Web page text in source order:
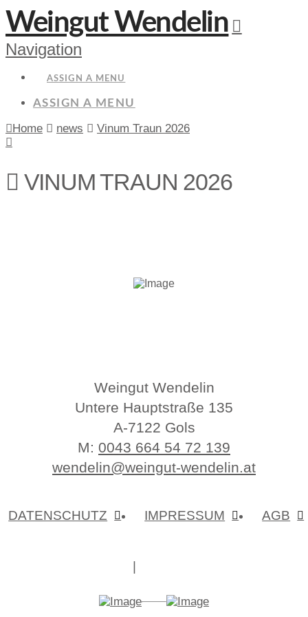
Weingut Wendelin
Navigation
ASSIGN A MENU
ASSIGN A MENU
Home news Vinum Traun 2026
VINUM TRAUN 2026
Weingut Wendelin
Untere Hauptstraße 135
A-7122 Gols
M: 0043 664 54 72 139
wendelin@weingut-wendelin.at
DATENSCHUTZ IMPRESSUM AGB